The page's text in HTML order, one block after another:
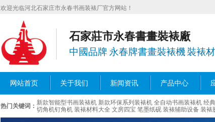
欢迎光临河北石家庄市永春书画装裱厂官方网站！
石家莊市永春書畫裝裱廠
中國品牌 永春牌書畫裝裱機 裝裱
网站首页 关于我们 新闻资讯 产品中心
热门关键词： 新款智能型书画装裱机 新款环保系列装裱机 全自动书画装裱机 经
切角机钉角机 装裱材料大全 文房四宝 笔墨纸砚 装裱辅助设备 装裱